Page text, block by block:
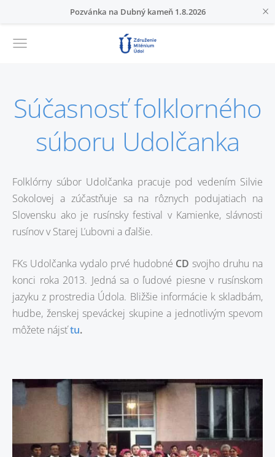
Pozvánka na Dubný kameň 1.8.2026 ×
Súčasnosť folklorného
súboru Udolčanka
Folklórny súbor Udolčanka pracuje pod vedením Silvie
Sokolovej a zúčastňuje sa na rôznych podujatiach na
Slovensku ako je rusínsky festival v Kamienke, slávnosti
rusínov v Starej Ľubovni a ďalšie.
FKs Udolčanka vydalo prvé hudobné CD svojho druhu na
konci roka 2013. Jedná sa o ľudové piesne v rusínskom
jazyku z prostredia Údola. Bližšie informácie k skladbám,
hudbe, ženskej speváckej skupine a jednotlivým spevom
môžete nájsťtu.